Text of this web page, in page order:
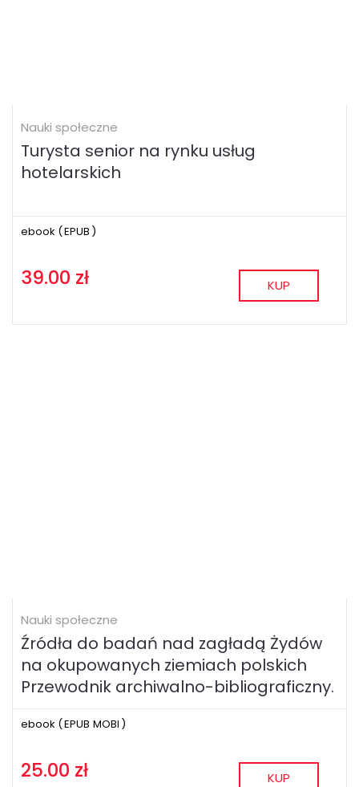
Nauki społeczne
Turysta senior na rynku usług
hotelarskich
ebook (EPUB )
39.00 zł KUP
Nauki społeczne
Źródła do badań nad zagładą Żydów
na okupowanych ziemiach polskich
Przewodnik archiwalno-bibliograficzny.
ebook (EPUB MOBI )
25.00 zł KUP